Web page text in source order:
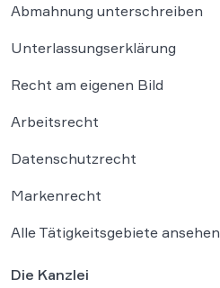
Abmahnung unterschreiben
Unterlassungserklärung
Recht am eigenen Bild
Arbeitsrecht
Datenschutzrecht
Markenrecht
Alle Tätigkeitsgebiete ansehen
Die Kanzlei